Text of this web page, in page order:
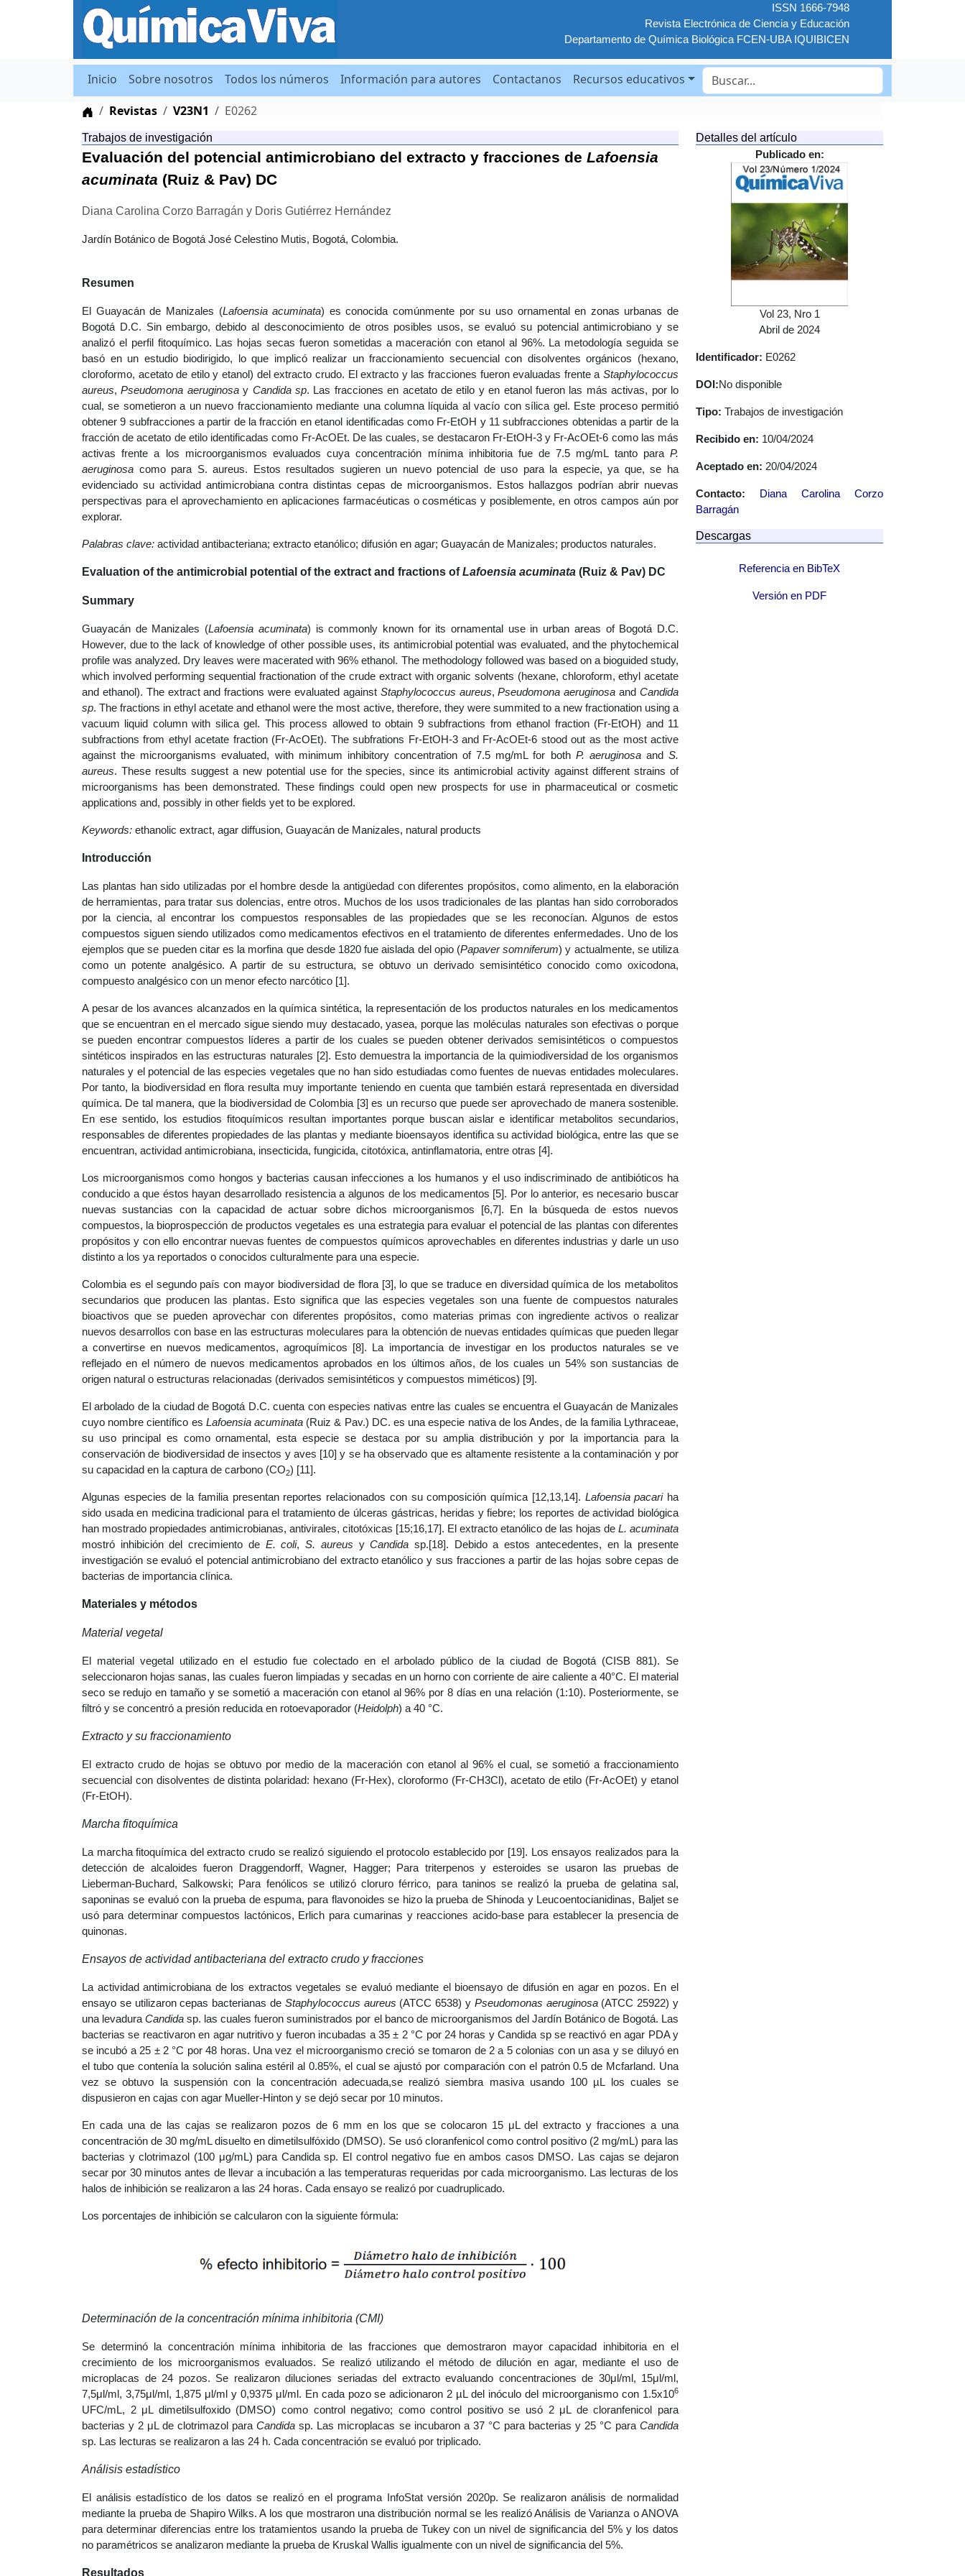
ISSN 1666-7948
Revista Electrónica de Ciencia y Educación
Departamento de Química Biológica FCEN-UBA IQUIBICEN
Inicio Sobre nosotros Todos los números Información para autores Contactanos
Recursos educativos
Home
Revistas V23N1 E0262
Trabajos de investigación
Evaluación del potencial antimicrobiano del extracto y fracciones de Lafoensia
acuminata (Ruiz & Pav) DC
Diana Carolina Corzo Barragán y Doris Gutiérrez Hernández
Jardín Botánico de Bogotá José Celestino Mutis, Bogotá, Colombia.
Resumen
El Guayacán de Manizales (Lafoensia acuminata) es conocida comúnmente por su uso ornamental en zonas urbanas de
Bogotá D.C. Sin embargo, debido al desconocimiento de otros posibles usos, se evaluó su potencial antimicrobiano y se
analizó el perfil fitoquímico. Las hojas secas fueron sometidas a maceración con etanol al 96%. La metodología seguida se
basó en un estudio biodirigido, lo que implicó realizar un fraccionamiento secuencial con disolventes orgánicos (hexano,
cloroformo, acetato de etilo y etanol) del extracto crudo. El extracto y las fracciones fueron evaluadas frente a Staphylococcus
aureus,Pseudomona aeruginosay Candida sp. Las fracciones en acetato de etilo y en etanol fueron las más activas, por lo
cual, se sometieron a un nuevo fraccionamiento mediante una columna líquida al vacío con sílica gel. Este proceso permitió
obtener 9 subfracciones a partir de la fracción en etanol identificadas como Fr-EtOH y 11 subfracciones obtenidas a partir de la
fracción de acetato de etilo identificadas como Fr-AcOEt. De las cuales, se destacaron Fr-EtOH-3 y Fr-AcOEt-6 como las más
activas frente a los microorganismos evaluados cuya concentración mínima inhibitoria fue de 7.5 mg/mL tanto para P.
aeruginosa como para S. aureus. Estos resultados sugieren un nuevo potencial de uso para la especie, ya que, se ha
evidenciado su actividad antimicrobiana contra distintas cepas de microorganismos. Estos hallazgos podrían abrir nuevas
perspectivas para el aprovechamiento en aplicaciones farmacéuticas o cosméticas y posiblemente, en otros campos aún por
explorar.
Palabras clave: actividad antibacteriana; extracto etanólico; difusión en agar; Guayacán de Manizales; productos naturales.
Evaluation of the antimicrobial potential of the extract and fractions ofLafoensia acuminata (Ruiz & Pav) DC
Summary
Guayacán de Manizales (Lafoensia acuminata) is commonly known for its ornamental use in urban areas of Bogotá D.C.
However, due to the lack of knowledge of other possible uses, its antimicrobial potential was evaluated, and the phytochemical
profile was analyzed. Dry leaves were macerated with 96% ethanol. The methodology followed was based on a bioguided study,
which involved performing sequential fractionation of the crude extract with organic solvents (hexane, chloroform, ethyl acetate
and ethanol). The extract and fractions were evaluated against Staphylococcus aureus,Pseudomona aeruginosa andCandida
sp. The fractions in ethyl acetate and ethanol were the most active, therefore, they were summited to a new fractionation using a
vacuum liquid column with silica gel. This process allowed to obtain 9 subfractions from ethanol fraction (Fr-EtOH) and 11
subfractions from ethyl acetate fraction (Fr-AcOEt). The subfrations Fr-EtOH-3 and Fr-AcOEt-6 stood out as the most active
against the microorganisms evaluated, with minimum inhibitory concentration of 7.5 mg/mL for both P. aeruginosaand S.
aureus. These results suggest a new potential use for the species, since its antimicrobial activity against different strains of
microorganisms has been demonstrated. These findings could open new prospects for use in pharmaceutical or cosmetic
applications and, possibly in other fields yet to be explored.
Keywords: ethanolic extract, agar diffusion, Guayacán de Manizales, natural products
Introducción
Las plantas han sido utilizadas por el hombre desde la antigüedad con diferentes propósitos, como alimento, en la elaboración
de herramientas, para tratar sus dolencias, entre otros. Muchos de los usos tradicionales de las plantas han sido corroborados
por la ciencia, al encontrar los compuestos responsables de las propiedades que se les reconocían. Algunos de estos
compuestos siguen siendo utilizados como medicamentos efectivos en el tratamiento de diferentes enfermedades. Uno de los
ejemplos que se pueden citar es la morfina que desde 1820 fue aislada del opio (Papaver somniferum) y actualmente, se utiliza
como un potente analgésico. A partir de su estructura, se obtuvo un derivado semisintético conocido como oxicodona,
compuesto analgésico con un menor efecto narcótico [1].
A pesar de los avances alcanzados en la química sintética, la representación de los productos naturales en los medicamentos
que se encuentran en el mercado sigue siendo muy destacado, yasea, porque las moléculas naturales son efectivas o porque
se pueden encontrar compuestos líderes a partir de los cuales se pueden obtener derivados semisintéticos o compuestos
sintéticos inspirados en las estructuras naturales [2]. Esto demuestra la importancia de la quimiodiversidad de los organismos
naturales y el potencial de las especies vegetales que no han sido estudiadas como fuentes de nuevas entidades moleculares.
Por tanto, la biodiversidad en flora resulta muy importante teniendo en cuenta que también estará representada en diversidad
química. De tal manera, que la biodiversidad de Colombia [3] es un recurso que puede ser aprovechado de manera sostenible.
En ese sentido, los estudios fitoquímicos resultan importantes porque buscan aislar e identificar metabolitos secundarios,
responsables de diferentes propiedades de las plantas y mediante bioensayos identifica su actividad biológica, entre las que se
encuentran, actividad antimicrobiana, insecticida, fungicida, citotóxica, antinflamatoria, entre otras [4].
Los microorganismos como hongos y bacterias causan infecciones a los humanos y el uso indiscriminado de antibióticos ha
conducido a que éstos hayan desarrollado resistencia a algunos de los medicamentos [5]. Por lo anterior, es necesario buscar
nuevas sustancias con la capacidad de actuar sobre dichos microorganismos [6,7]. En la búsqueda de estos nuevos
compuestos, la bioprospección de productos vegetales es una estrategia para evaluar el potencial de las plantas con diferentes
propósitos y con ello encontrar nuevas fuentes de compuestos químicos aprovechables en diferentes industrias y darle un uso
distinto a los ya reportados o conocidos culturalmente para una especie.
Colombia es el segundo país con mayor biodiversidad de flora [3], lo que se traduce en diversidad química de los metabolitos
secundarios que producen las plantas. Esto significa que las especies vegetales son una fuente de compuestos naturales
bioactivos que se pueden aprovechar con diferentes propósitos, como materias primas con ingrediente activos o realizar
nuevos desarrollos con base en las estructuras moleculares para la obtención de nuevas entidades químicas que pueden llegar
a convertirse en nuevos medicamentos, agroquímicos [8]. La importancia de investigar en los productos naturales se ve
reflejado en el número de nuevos medicamentos aprobados en los últimos años, de los cuales un 54% son sustancias de
origen natural o estructuras relacionadas (derivados semisintéticos y compuestos miméticos) [9].
El arbolado de la ciudad de Bogotá D.C. cuenta con especies nativas entre las cuales se encuentra el Guayacán de Manizales
cuyo nombre científico es Lafoensia acuminata (Ruiz & Pav.) DC. es una especie nativa de los Andes, de la familia Lythraceae,
su uso principal es como ornamental, esta especie se destaca por su amplia distribución y por la importancia para la
conservación de biodiversidad de insectos y aves [10] y se ha observado que es altamente resistente a la contaminación y por
su capacidad en la captura de carbono (CO2) [11].
Algunas especies de la familia presentan reportes relacionados con su composición química [12,13,14]. Lafoensia pacariha
sido usada en medicina tradicional para el tratamiento de úlceras gástricas, heridas y fiebre; los reportes de actividad biológica
han mostrado propiedades antimicrobianas, antivirales, citotóxicas [15;16,17]. El extracto etanólico de las hojas de L. acuminata
mostró inhibición del crecimiento de E. coli,S. aureus yCandida sp.[18]. Debido a estos antecedentes, en la presente
investigación se evaluó el potencial antimicrobiano del extracto etanólico y sus fracciones a partir de las hojas sobre cepas de
bacterias de importancia clínica.
Materiales y métodos
Material vegetal
El material vegetal utilizado en el estudio fue colectado en el arbolado público de la ciudad de Bogotá (CISB 881). Se
seleccionaron hojas sanas, las cuales fueron limpiadas y secadas en un horno con corriente de aire caliente a 40°C. El material
seco se redujo en tamaño y se sometió a maceración con etanol al 96% por 8 días en una relación (1:10). Posteriormente, se
filtró y se concentró a presión reducida en rotoevaporador (Heidolph) a 40 °C.
Extracto y su fraccionamiento
El extracto crudo de hojas se obtuvo por medio de la maceración con etanol al 96% el cual, se sometió a fraccionamiento
secuencial con disolventes de distinta polaridad: hexano (Fr-Hex), cloroformo (Fr-CH3Cl), acetato de etilo (Fr-AcOEt) y etanol
(Fr-EtOH).
Marcha fitoquímica
La marcha fitoquímica del extracto crudo se realizó siguiendo el protocolo establecido por [19]. Los ensayos realizados para la
detección de alcaloides fueron Draggendorff, Wagner, Hagger; Para triterpenos y esteroides se usaron las pruebas de
Lieberman-Buchard, Salkowski; Para fenólicos se utilizó cloruro férrico, para taninos se realizó la prueba de gelatina sal,
saponinas se evaluó con la prueba de espuma, para flavonoides se hizo la prueba de Shinoda y Leucoentocianidinas, Baljet se
usó para determinar compuestos lactónicos, Erlich para cumarinas y reacciones acido-base para establecer la presencia de
quinonas.
Ensayos de actividad antibacteriana del extracto crudo y fracciones
La actividad antimicrobiana de los extractos vegetales se evaluó mediante el bioensayo de difusión en agar en pozos. En el
ensayo se utilizaron cepas bacterianas de Staphylococcus aureus (ATCC 6538) y Pseudomonas aeruginosa(ATCC 25922) y
una levaduraCandida sp. las cuales fueron suministrados por el banco de microorganismos del Jardín Botánico de Bogotá. Las
bacterias se reactivaron en agar nutritivo y fueron incubadas a 35 ± 2 °C por 24 horas y Candida sp se reactivó en agar PDA y
se incubó a 25 ± 2 °C por 48 horas. Una vez el microorganismo creció se tomaron de 2 a 5 colonias con un asa y se diluyó en
el tubo que contenía la solución salina estéril al 0.85%, el cual se ajustó por comparación con el patrón 0.5 de Mcfarland. Una
vez se obtuvo la suspensión con la concentración adecuada,se realizó siembra masiva usando 100 µL los cuales se
dispusieron en cajas con agar Mueller-Hinton y se dejó secar por 10 minutos.
En cada una de las cajas se realizaron pozos de 6 mm en los que se colocaron 15 μL del extracto y fracciones a una
concentración de 30 mg/mL disuelto en dimetilsulfóxido (DMSO). Se usó cloranfenicol como control positivo (2 mg/mL) para las
bacterias y clotrimazol (100 μg/mL) para Candida sp. El control negativo fue en ambos casos DMSO. Las cajas se dejaron
secar por 30 minutos antes de llevar a incubación a las temperaturas requeridas por cada microorganismo. Las lecturas de los
halos de inhibición se realizaron a las 24 horas. Cada ensayo se realizó por cuadruplicado.
Los porcentajes de inhibición se calcularon con la siguiente fórmula:
Determinación de la concentración mínima inhibitoria (CMI)
Se determinó la concentración mínima inhibitoria de las fracciones que demostraron mayor capacidad inhibitoria en el
crecimiento de los microorganismos evaluados. Se realizó utilizando el método de dilución en agar, mediante el uso de
microplacas de 24 pozos. Se realizaron diluciones seriadas del extracto evaluando concentraciones de 30μl/ml, 15μl/ml,
7,5μl/ml, 3,75μl/ml, 1,875 μl/ml y 0,9375 μl/ml. En cada pozo se adicionaron 2 µL del inóculo del microorganismo con 1.5x106
UFC/mL, 2 μL dimetilsulfoxido (DMSO) como control negativo; como control positivo se usó 2 μL de cloranfenicol para
bacterias y 2 μL de clotrimazol paraCandida sp. Las microplacas se incubaron a 37 °C para bacterias y 25 °C paraCandida
sp. Las lecturas se realizaron a las 24 h. Cada concentración se evaluó por triplicado.
Análisis estadístico
El análisis estadístico de los datos se realizó en el programa InfoStat versión 2020p. Se realizaron análisis de normalidad
mediante la prueba de Shapiro Wilks. A los que mostraron una distribución normal se les realizó Análisis de Varianza o ANOVA
para determinar diferencias entre los tratamientos usando la prueba de Tukey con un nivel de significancia del 5% y los datos
no paramétricos se analizaron mediante la prueba de Kruskal Wallis igualmente con un nivel de significancia del 5%.
Resultados
Detalles del artículo
Publicado en:
Vol 23, Nro 1
Abril de 2024
Identificador: E0262
DOI:No disponible
Tipo: Trabajos de investigación
Recibido en: 10/04/2024
Aceptado en: 20/04/2024
Contacto:
Diana Carolina Corzo
Barragán
Descargas
Referencia en BibTeX
Versión en PDF